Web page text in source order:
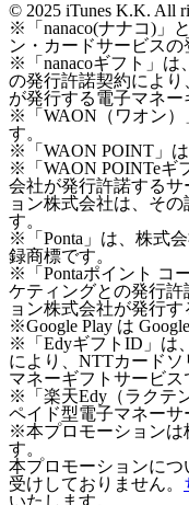
© 2025 iTunes K.K. All
※「nanaco(ナナコ)」
ン・カードサービスの
※「nanacoギフト」は
の発行許諾契約によ
が発行する電子マネー
※「WAON（ワオン）
す。
※「WAON POINT」
※「WAON POINTeギ
会社が発行許諾する
ョン株式会社は、そ
す。
※「Ponta」は、株式
録商標です。
※「Pontaポイント コ
ケティングとの発行
ョン株式会社が発行す
※Google Play は
※「EdyギフトID」は
により、NTTカード
マネーギフトサービス
※「楽天Edy（ラクテ
ペイド型電子マネーサ
※本プロモーションは
す。
本プロモーションにつ
受けしておりません。